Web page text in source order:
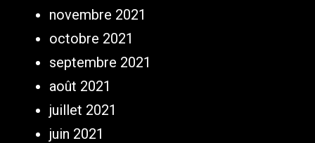
novembre 2021
octobre 2021
septembre 2021
août 2021
juillet 2021
juin 2021